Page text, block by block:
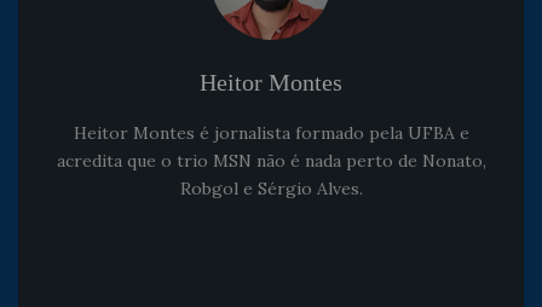
Heitor Montes
Heitor Montes é jornalista formado pela UFBA e
acredita que o trio MSN não é nada perto de Nonato,
Robgol e Sérgio Alves.